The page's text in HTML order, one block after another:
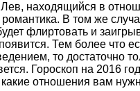
находящийся в
В том же
флиртовать и
Тем более что
то достаточно
Гороскоп на 2016
отношения вам